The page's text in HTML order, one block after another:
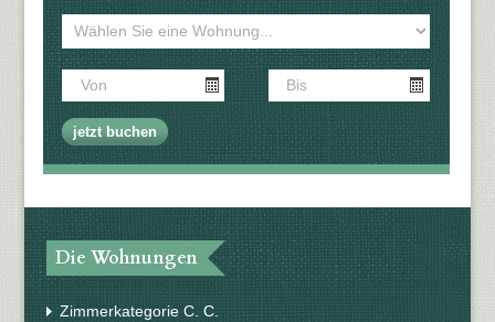
Die Wohnungen
Zimmerkategorie C. C.